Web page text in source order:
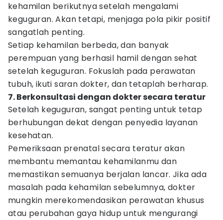
kehamilan berikutnya setelah mengalami
keguguran. Akan tetapi, menjaga pola pikir positif
sangatlah penting.
Setiap kehamilan berbeda, dan banyak
perempuan yang berhasil hamil dengan sehat
setelah keguguran. Fokuslah pada perawatan
tubuh, ikuti saran dokter, dan tetaplah berharap.
7. Berkonsultasi dengan dokter secara teratur
Setelah keguguran, sangat penting untuk tetap
berhubungan dekat dengan penyedia layanan
kesehatan.
Pemeriksaan prenatal secara teratur akan
membantu memantau kehamilanmu dan
memastikan semuanya berjalan lancar. Jika ada
masalah pada kehamilan sebelumnya, dokter
mungkin merekomendasikan perawatan khusus
atau perubahan gaya hidup untuk mengurangi